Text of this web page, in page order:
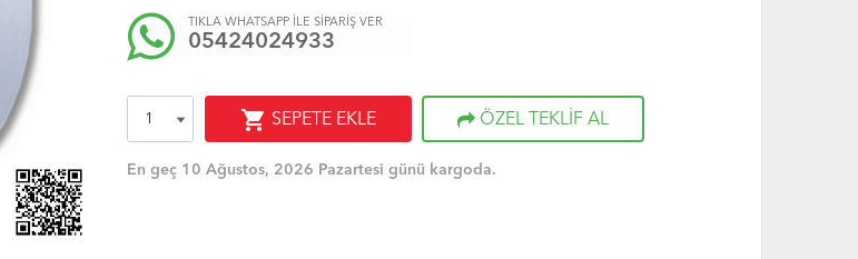
TIKLA WHATSAPP İLE SİPARİŞ VER
05424024933
shopping_cart SEPETE EKLE ÖZEL TEKLİF AL
En geç 10 Ağustos, 2026 Pazartesi günü kargoda.